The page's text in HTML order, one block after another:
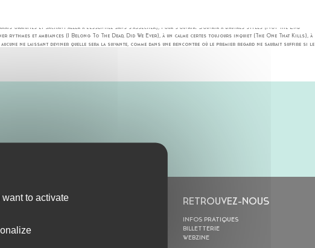
gratuites et sachant aller à l’essentiel sans s’assécher), pour s’ouvrir. S’ouvrir à d’autres styles (Not The End
rythmes et ambiances (I Belong To The Dead, Did We Ever), à un calme certes toujours inquiet (The One That Kills), à
ne laissant deviner quelle sera la suivante, comme dans une rencontre où le premier regard ne saurait suffire si le
L’ASTROLABE RETROUVEZ-NOUS
INFOS PRATIQUES
BILLETTERIE
WEBZINE
to activate